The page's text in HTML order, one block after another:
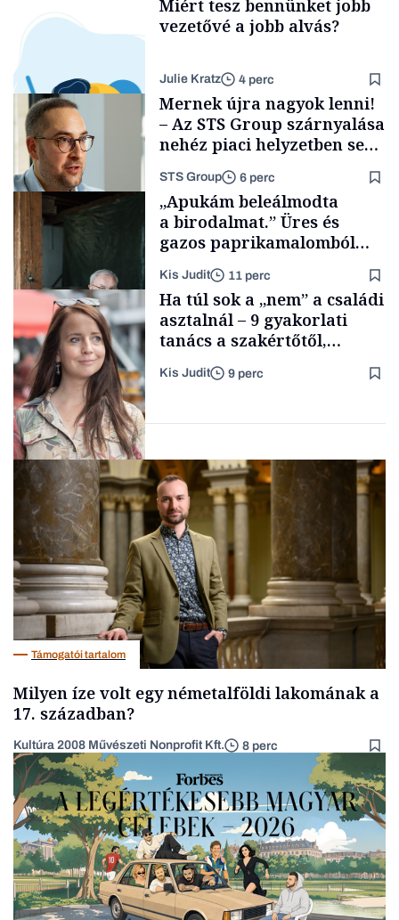
Smart habits
Miért tesz bennünket jobb
vezetővé a jobb alvás?
Julie Kratz 4 perc
Támogatói tartalom
Mernek újra nagyok lenni!
– Az STS Group szárnyalása
nehéz piaci helyzetben sem
STS Group 6 perc
Családi
vállalkozások
„Apukám beleálmodta
a birodalmat.” Üres és
gazos paprikamalomból
lett az igazi családi
fűszersztori
Kis Judit 11 perc
Gasztró
Ha túl sok a „nem” a családi
asztalnál – 9 gyakorlati
tanács a szakértőtől,
hogyan legyünk jól etető
szülők
Kis Judit 9 perc
Támogatói tartalom
Milyen íze volt egy németalföldi lakomának a
17. században?
Kultúra 2008 Művészeti Nonprofit Kft. 8 perc